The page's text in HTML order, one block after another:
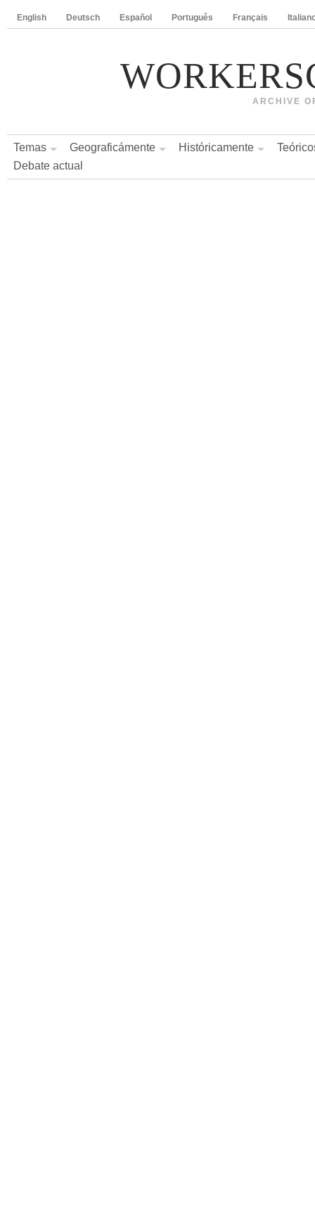
English Deutsch Español Português Français
ARCHIVE
Temas Geograficámente Históricamente
Debate actual